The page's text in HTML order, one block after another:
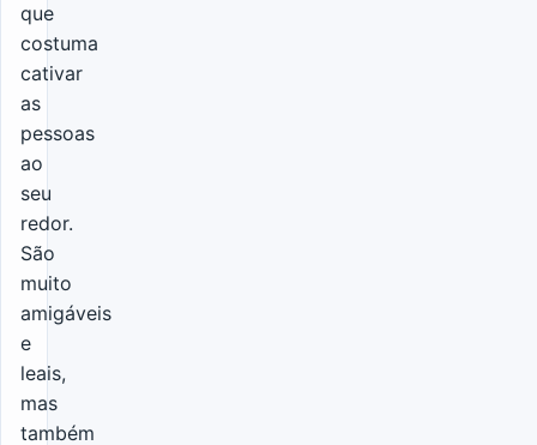
que
costuma
cativar
as
pessoas
ao
seu
redor.
São
muito
amigáveis
e
leais,
mas
também